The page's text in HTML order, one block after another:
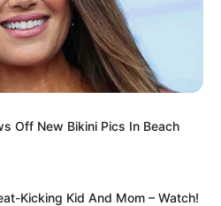
Off New Bikini Pics In Beach
Kicking Kid And Mom – Watch!